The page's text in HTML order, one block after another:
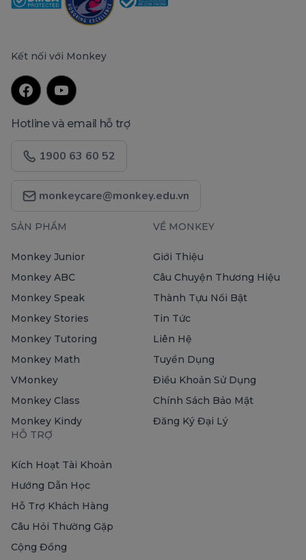
Kết nối với Monkey
Hotline và email hỗ trợ
1900 63 60 52
monkeycare@monkey.edu.vn
SẢN PHẨM
Monkey Junior
Monkey ABC
Monkey Speak
Monkey Stories
Monkey Tutoring
Monkey Math
VMonkey
Monkey Class
Monkey Kindy
VỀ MONKEY
Giới Thiệu
Câu Chuyện Thương Hiệu
Thành Tựu Nổi Bật
Tin Tức
Liên Hệ
Tuyển Dụng
Điều Khoản Sử Dụng
Chính Sách Bảo Mật
Đăng Ký Đại Lý
HỖ TRỢ
Kích Hoạt Tài Khoản
Hướng Dẫn Học
Hỗ Trợ Khách Hàng
Câu Hỏi Thường Gặp
Cộng Đồng